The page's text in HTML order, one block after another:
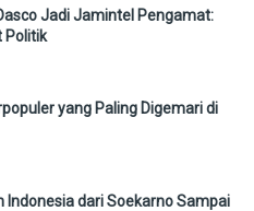
Jadi Jamintel Pengamat:
Politik
yang Paling Digemari di
Indonesia dari Soekarno Sampai